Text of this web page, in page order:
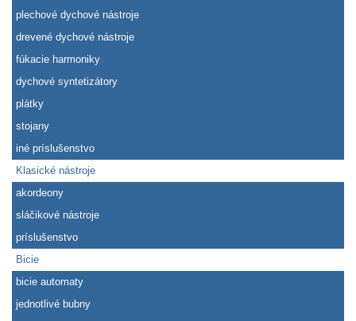
plechové dychové nástroje
drevené dychové nástroje
fúkacie harmoniky
dychové syntetizátory
plátky
stojany
iné príslušenstvo
Klasické nástroje
akordeony
sláčikové nástroje
príslušenstvo
Bicie
bicie automaty
jednotlivé bubny